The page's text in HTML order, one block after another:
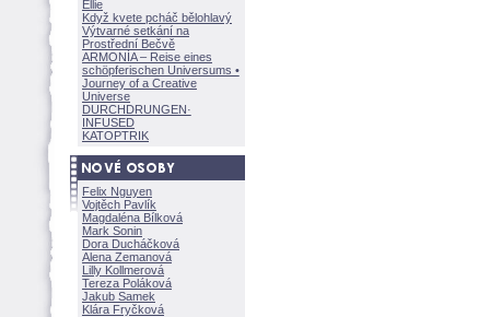
Ellie
Když kvete pcháč bělohlavý
Výtvarné setkání na
Prostřední Bečvě
ARMONÍA – Reise eines
schöpferischen Universums •
Journey of a Creative
Universe
DURCHDRUNGEN·
INFUSED
KATOPTRIK
Felix Nguyen
Vojtěch Pavlík
Magdaléna Bílkov
Mark Sonin
Dora Ducháčkov
Alena Zemanov
Lilly Kollmerov
Tereza Polákov
Jakub Samek
Klára Fryčkov